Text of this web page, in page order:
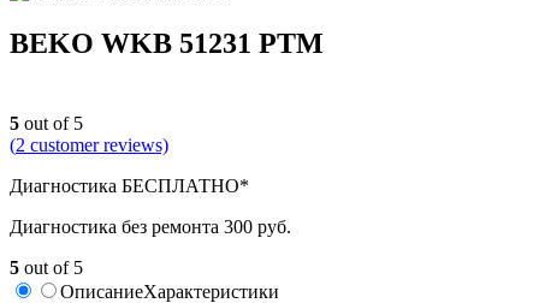
BEKO WKB 51231 PTM
5 out of 5
(2 customer reviews)
Диагностика БЕСПЛАТНО*
Диагностика без ремонта 300 руб.
5 out of 5
ОписаниеХарактеристики